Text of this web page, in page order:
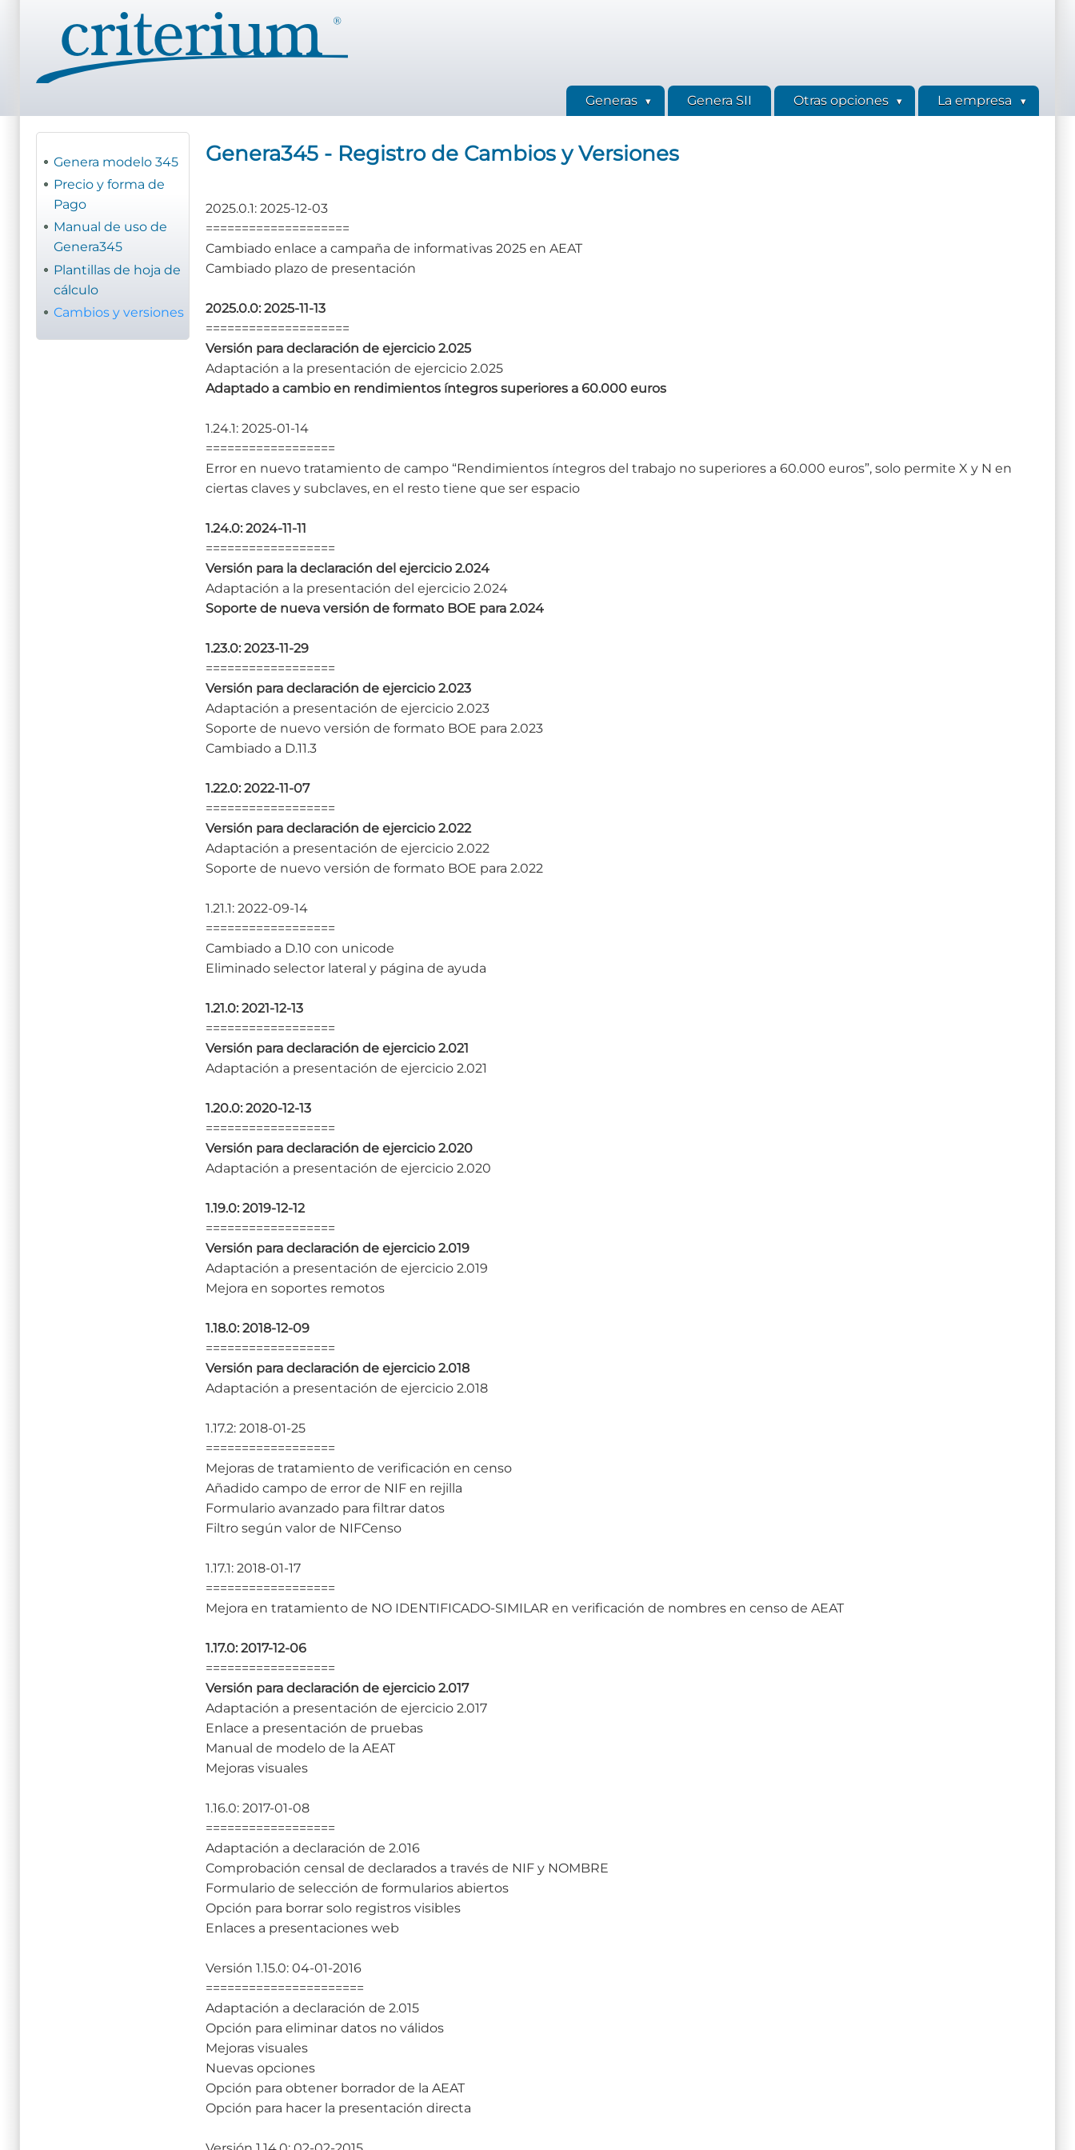
contenido
principal
Generas Genera SII Otras opciones La empresa
Genera modelo 345
Precio y forma de
Pago
Manual de uso de
Genera345
Plantillas de hoja de
cálculo
Cambios y versiones
Genera345 - Registro de Cambios y Versiones
2025.0.1: 2025-12-03
====================
Cambiado enlace a campaña de informativas 2025 en AEAT
Cambiado plazo de presentación
2025.0.0: 2025-11-13
====================
Versión para declaración de ejercicio 2.025
Adaptación a la presentación de ejercicio 2.025
Adaptado a cambio en rendimientos íntegros superiores a 60.000 euros
1.24.1: 2025-01-14
==================
Error en nuevo tratamiento de campo “Rendimientos íntegros del trabajo no superiores a 60.000 euros”, solo permite X y N en
ciertas claves y subclaves, en el resto tiene que ser espacio
1.24.0: 2024-11-11
==================
Versión para la declaración del ejercicio 2.024
Adaptación a la presentación del ejercicio 2.024
Soporte de nueva versión de formato BOE para 2.024
1.23.0: 2023-11-29
==================
Versión para declaración de ejercicio 2.023
Adaptación a presentación de ejercicio 2.023
Soporte de nuevo versión de formato BOE para 2.023
Cambiado a D.11.3
1.22.0: 2022-11-07
==================
Versión para declaración de ejercicio 2.022
Adaptación a presentación de ejercicio 2.022
Soporte de nuevo versión de formato BOE para 2.022
1.21.1: 2022-09-14
==================
Cambiado a D.10 con unicode
Eliminado selector lateral y página de ayuda
1.21.0: 2021-12-13
==================
Versión para declaración de ejercicio 2.021
Adaptación a presentación de ejercicio 2.021
1.20.0: 2020-12-13
==================
Versión para declaración de ejercicio 2.020
Adaptación a presentación de ejercicio 2.020
1.19.0: 2019-12-12
==================
Versión para declaración de ejercicio 2.019
Adaptación a presentación de ejercicio 2.019
Mejora en soportes remotos
1.18.0: 2018-12-09
==================
Versión para declaración de ejercicio 2.018
Adaptación a presentación de ejercicio 2.018
1.17.2: 2018-01-25
==================
Mejoras de tratamiento de verificación en censo
Añadido campo de error de NIF en rejilla
Formulario avanzado para filtrar datos
Filtro según valor de NIFCenso
1.17.1: 2018-01-17
==================
Mejora en tratamiento de NO IDENTIFICADO-SIMILAR en verificación de nombres en censo de AEAT
1.17.0: 2017-12-06
==================
Versión para declaración de ejercicio 2.017
Adaptación a presentación de ejercicio 2.017
Enlace a presentación de pruebas
Manual de modelo de la AEAT
Mejoras visuales
1.16.0: 2017-01-08
==================
Adaptación a declaración de 2.016
Comprobación censal de declarados a través de NIF y NOMBRE
Formulario de selección de formularios abiertos
Opción para borrar solo registros visibles
Enlaces a presentaciones web
Versión 1.15.0: 04-01-2016
======================
Adaptación a declaración de 2.015
Opción para eliminar datos no válidos
Mejoras visuales
Nuevas opciones
Opción para obtener borrador de la AEAT
Opción para hacer la presentación directa